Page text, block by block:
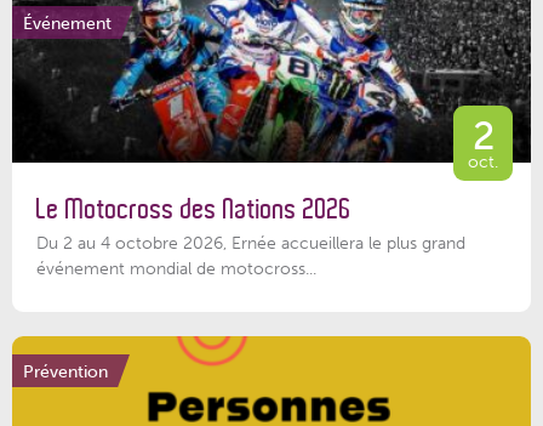
Événement
2
oct.
Le Motocross des Nations 2026
Du 2 au 4 octobre 2026, Ernée accueillera le plus grand
événement mondial de motocross...
Prévention